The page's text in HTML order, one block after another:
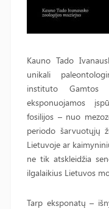
Kauno Tado
unikali
instituto
eksponuojamos
fosilijos – nuo
periodo šarvuotųjų
Lietuvoje ar
ne tik atskleidžia
ilgalaikius Lietuvos
Tarp eksponatų –